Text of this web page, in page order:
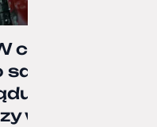
czy budowa
to często
w błoto.